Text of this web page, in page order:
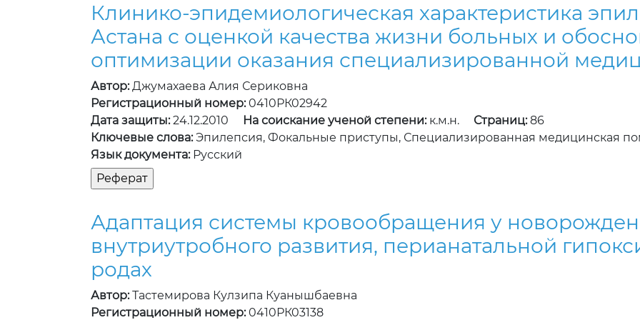
Клинико-эпидемиологическая характеристика
Астана с оценкой качества жизни больных и
оптимизации оказания специализированной
Автор:Джумахаева Алия Сериковна
Регистрационный номер:0410РК02942
Дата защиты:24.12.2010 На соискание ученой степени:к.м.н. Страниц:86
Ключевые слова:Эпилепсия, Фокальные приступы, Специализированная медицинская
Язык документа:Русский
Адаптация системы кровообращения у
внутриутробного развития, перианатальной
родах
Автор:Тастемирова Кулзипа Куанышбаевна
Регистрационный номер:0410РК03138